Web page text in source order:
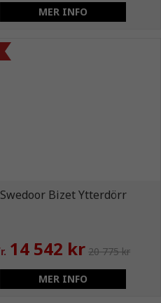
MER INFO
Swedoor Bizet Ytterdörr
14 542 kr 20 775 kr
MER INFO